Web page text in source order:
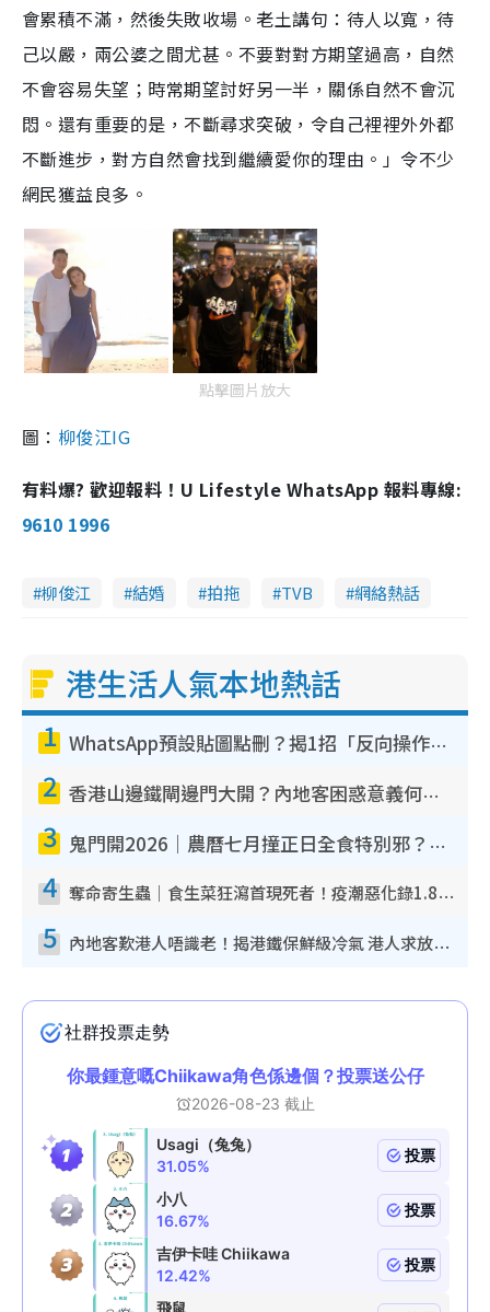
會累積不滿，然後失敗收場。老土講句：待人以寬，待
己以嚴，兩公婆之間尤甚。不要對對方期望過高，自然
不會容易失望；時常期望討好另一半，關係自然不會沉
悶。還有重要的是，不斷尋求突破，令自己裡裡外外都
不斷進步，對方自然會找到繼續愛你的理由。」令不少
網民獲益良多。
點擊圖片放大
圖： 柳俊江IG
有料爆? 歡迎報料！U Lifestyle WhatsApp 報料專線:
9610 1996
柳俊江 結婚 拍拖 TVB 網絡熱話
港生活人氣本地熱話
1 WhatsApp預設貼圖點刪？揭1招「反向操作」還原簡潔介面 附3步實測教學
2 香港山邊鐵閘邊門大開？內地客困惑意義何在！網民神回覆：呢種叫法理性防禦
3 鬼門開2026｜農曆七月撞正日全食特別邪？專家警告切忌做一事！揭4大禁忌+2招保平安
4 奪命寄生蟲｜食生菜狂瀉首現死者！疫潮惡化錄1.8萬宗病例 揭洗菜3大謬誤
5 內地客歎港人唔識老！揭港鐵保鮮級冷氣 港人求放過：咪投訴